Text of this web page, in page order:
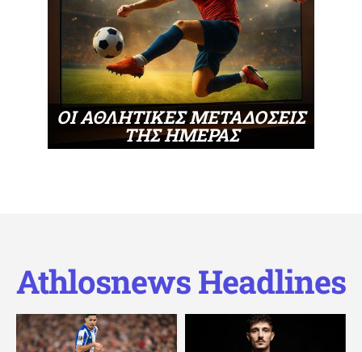
ΟΙ ΑΘΛΗΤΙΚΕΣ ΜΕΤΑΔΟΣΕΙΣ
ΤΗΣ ΗΜΕΡΑΣ
Athlosnews Headlines